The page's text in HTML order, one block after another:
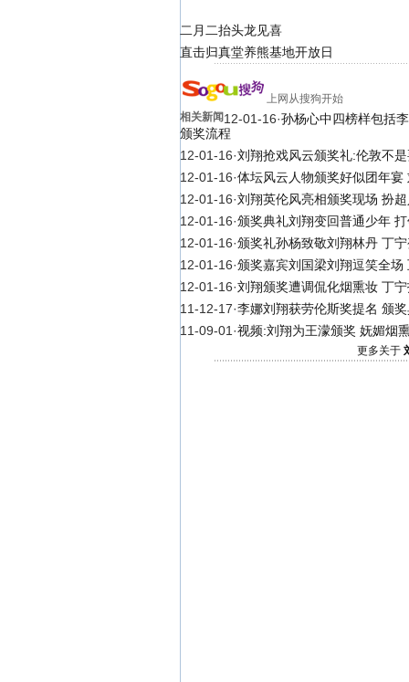
二月二抬头龙见喜
直击归真堂养熊基地开放日
上网从搜狗开始
相关新闻 12-01-16·孙杨心中四榜样包括
颁奖流程
12-01-16·刘翔抢戏风云颁奖礼:伦敦不
12-01-16·体坛风云人物颁奖好似团年宴
12-01-16·刘翔英伦风亮相颁奖现场 扮
12-01-16·颁奖典礼刘翔变回普通少年
12-01-16·颁奖礼孙杨致敬刘翔林丹 丁
12-01-16·颁奖嘉宾刘国梁刘翔逗笑全场
12-01-16·刘翔颁奖遭调侃化烟熏妆 丁
11-12-17·李娜刘翔获劳伦斯奖提名 颁
11-09-01 ·视频:刘翔为王濛颁奖 妩媚烟
更多关于